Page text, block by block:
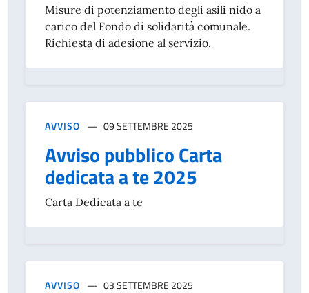
Misure di potenziamento degli asili nido a
carico del Fondo di solidarità comunale.
Richiesta di adesione al servizio.
AVVISO 09 SETTEMBRE 2025
Avviso pubblico Carta
dedicata a te 2025
Carta Dedicata a te
AVVISO 03 SETTEMBRE 2025